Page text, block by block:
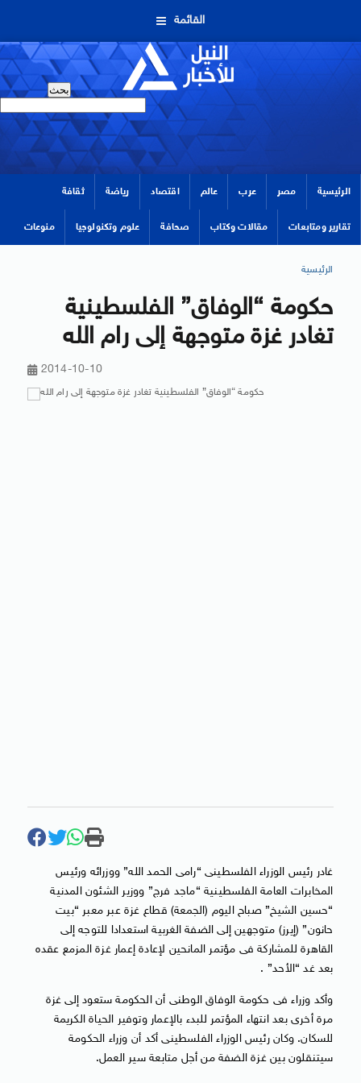
القائمة
الرئيسية مصر عرب عالم اقتصاد رياضة ثقافة
تقارير ومتابعات مقالات وكتاب صحافة علوم وتكنولوجيا منوعات
الرئيسية
حكومة “الوفاق” الفلسطينية
تغادر غزة متوجهة إلى رام الله
2014-10-10
غادر رئيس الوزراء الفلسطينى “رامى الحمد الله” ووزرائه ورئيس
المخابرات العامة الفلسطينية “ماجد فرج” ووزير الشئون المدنية
“حسين الشيخ” صباح اليوم (الجمعة) قطاع غزة عبر معبر “بيت
حانون” (إيرز) متوجهين إلى الضفة الغربية استعدادا للتوجه إلى
القاهرة للمشاركة فى مؤتمر المانحين لإعادة إعمار غزة المزمع عقده
بعد غد “الأحد” .
وأكد وزراء فى حكومة الوفاق الوطنى أن الحكومة ستعود إلى غزة
مرة أخرى بعد انتهاء المؤتمر للبدء بالإعمار وتوفير الحياة الكريمة
للسكان. وكان رئيس الوزراء الفلسطينى أكد أن وزراء الحكومة
سيتنقلون بين غزة الضفة من أجل متابعة سير العمل.